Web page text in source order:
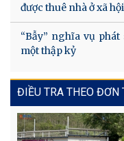
được thuê nhà ở xã
“Bẫy” nghĩa vụ
một thập kỷ
ĐIỀU TRA THEO ĐƠN